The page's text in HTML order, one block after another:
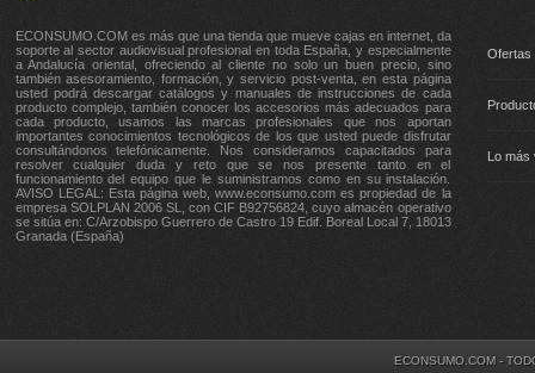
ECONSUMO.COM es más que una tienda que mueve cajas en internet, da
soporte al sector audiovisual profesional en toda España, y especialmente
a Andalucía oriental, ofreciendo al cliente no solo un buen precio, sino
también asesoramiento, formación, y servicio post-venta, en esta página
usted podrá descargar catálogos y manuales de instrucciones de cada
producto complejo, también conocer los accesorios más adecuados para
cada producto, usamos las marcas profesionales que nos aportan
importantes conocimientos tecnológicos de los que usted puede disfrutar
consultándonos telefónicamente. Nos consideramos capacitados para
resolver cualquier duda y reto que se nos presente tanto en el
funcionamiento del equipo que le suministramos como en su instalación.
AVISO LEGAL: Esta página web, www.econsumo.com es propiedad de la
empresa SOLPLAN 2006 SL, con CIF B92756824, cuyo almacén operativo
se sitúa en: C/Arzobispo Guerrero de Castro 19 Edif. Boreal Local 7, 18013
Granada (España)
Ofertas
Lo más
ECONSUMO.COM -